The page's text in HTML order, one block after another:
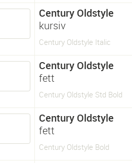
Century Oldstyle
kursiv
Century Oldstyle Italic
Century Oldstyle
fett
Century Oldstyle Std Bold
Century Oldstyle
fett
Century Oldstyle Bold